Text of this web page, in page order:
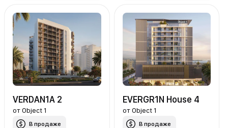
VERDAN1A 2
отObject 1
В продаже
EVERGR1N House 4
от Object 1
В продаже